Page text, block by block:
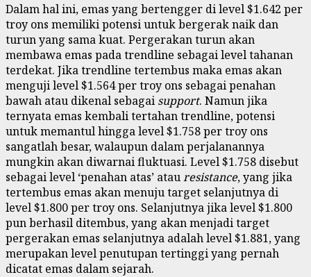
Dalam hal ini, emas yang bertengger di level $1.642 per
troy ons memiliki potensi untuk bergerak naik dan
turun yang sama kuat. Pergerakan turun akan
membawa emas pada trendline sebagai level tahanan
terdekat. Jika trendline tertembus maka emas akan
menguji level $1.564 per troy ons sebagai penahan
bawah atau dikenal sebagai support. Namun jika
ternyata emas kembali tertahan trendline, potensi
untuk memantul hingga level $1.758 per troy ons
sangatlah besar, walaupun dalam perjalanannya
mungkin akan diwarnai fluktuasi. Level $1.758 disebut
sebagai level ‘penahan atas’ atauresistance, yang jika
tertembus emas akan menuju target selanjutnya di
level $1.800 per troy ons. Selanjutnya jika level $1.800
pun berhasil ditembus, yang akan menjadi target
pergerakan emas selanjutnya adalah level $1.881, yang
merupakan level penutupan tertinggi yang pernah
dicatat emas dalam sejarah.